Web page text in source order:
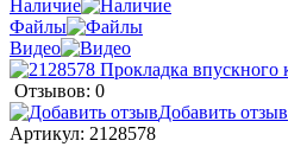
Наличие
Файлы
Видео
Отзывов: 0
Добавить отзыв
Артикул: 2128578